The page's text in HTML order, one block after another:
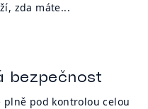
zda máte...
bezpečnost
plně pod kontrolou celou